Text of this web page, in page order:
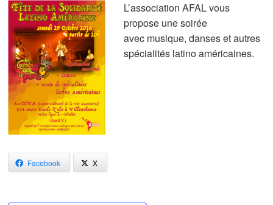
L’association AFAL vous
propose une soirée
avec musique, danses et autres
spécialités latino américaines.
Facebook X